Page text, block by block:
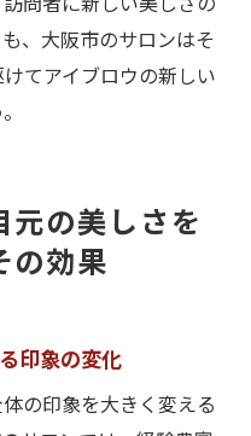
、大阪市のサロンはそ
てアイブロウの新しい
元の美しさを
の効果
印象の変化
の印象を大きく変える